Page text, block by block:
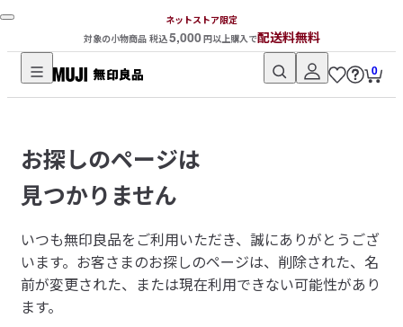
ネットストア限定
対象の小物商品 税込5,000円以上購入で配送料無料
無
品
ネ
ッ
ト
ス
ト
ア
0
お探しのページは
見つかりません
いつも無印良品をご利用いただき、誠にありがとうござ
います。 お客さまのお探しのページは、削除された、名
前が変更された、または現在利用できない可能性があり
ます。